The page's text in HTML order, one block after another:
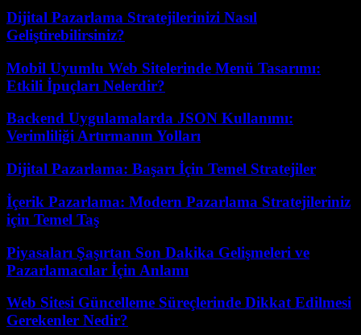
Dijital Pazarlama Stratejilerinizi Nasıl
Geliştirebilirsiniz?
Mobil Uyumlu Web Sitelerinde Menü Tasarımı:
Etkili İpuçları Nelerdir?
Backend Uygulamalarda JSON Kullanımı:
Verimliliği Artırmanın Yolları
Dijital Pazarlama: Başarı İçin Temel Stratejiler
İçerik Pazarlama: Modern Pazarlama Stratejileriniz
için Temel Taş
Piyasaları Şaşırtan Son Dakika Gelişmeleri ve
Pazarlamacılar İçin Anlamı
Web Sitesi Güncelleme Süreçlerinde Dikkat Edilmesi
Gerekenler Nedir?